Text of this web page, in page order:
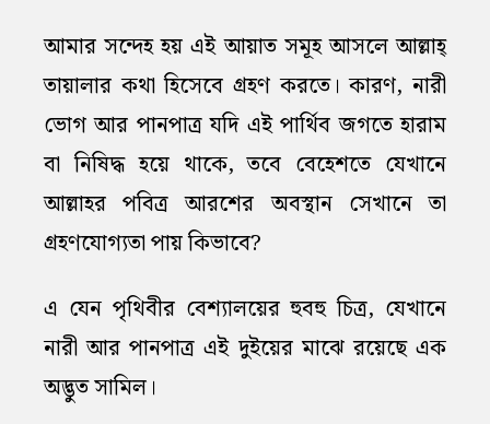
আমার সন্দেহ হয় এই আয়াত সমূহ আসলে আল্লাহ্‌
তায়ালার কথা হিসেবে গ্রহণ করতে। কারণ, নারী
ভোগ আর পানপাত্র যদি এই পার্থিব জগতে হারাম
বা নিষিদ্ধ হয়ে থাকে, তবে বেহেশতে যেখানে
আল্লাহর পবিত্র আরশের অবস্থান সেখানে তা
গ্রহণযোগ্যতা পায় কিভাবে?
এ যেন পৃথিবীর বেশ্যালয়ের হুবহু চিত্র, যেখানে
নারী আর পানপাত্র এই দুইয়ের মাঝে রয়েছে এক
অদ্ভুত সামিল।